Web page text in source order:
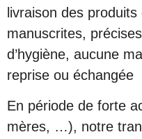
livraison des
manuscrites,
d’hygiène, aucune
reprise ou échangée
En période de forte
mères, …), notre